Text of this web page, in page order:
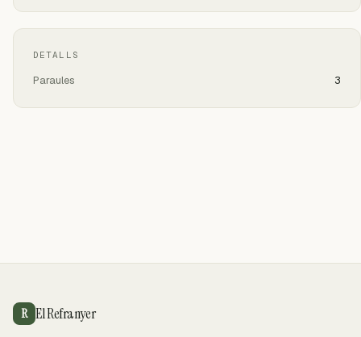
DETALLS
Paraules 3
R El Refranyer